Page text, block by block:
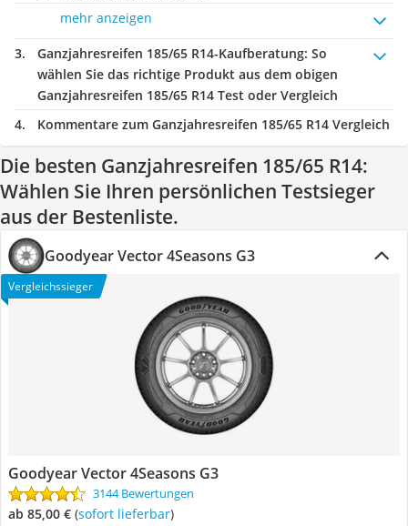
mehr anzeigen
Ganzjahresreifen 185/65 R14-Kaufberatung: So
wählen Sie das richtige Produkt aus dem obigen
Ganzjahresreifen 185/65 R14 Test oder Vergleich
Kommentare zum Ganzjahresreifen 185/65 R14 Vergleich
Die besten Ganzjahresreifen 185/65 R14:
Wählen Sie Ihren persönlichen Testsieger
aus der Bestenliste.
Goodyear Vector 4Seasons G3
Vergleichssieger
Goodyear Vector 4Seasons G3
3144 Bewertungen
ab 85,00 € ( Sofort lieferbar)